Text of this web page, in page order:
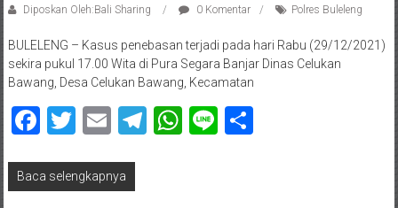
Diposkan Oleh:Bali Sharing 0 Komentar Polres Buleleng
BULELENG – Kasus penebasan terjadi pada hari Rabu (29/12/2021)
sekira pukul 17.00 Wita di Pura Segara Banjar Dinas Celukan
Bawang, Desa Celukan Bawang, Kecamatan
Facebook
Twitter
EmailTelegram
WhatsApp
LineShare
Baca selengkapnya